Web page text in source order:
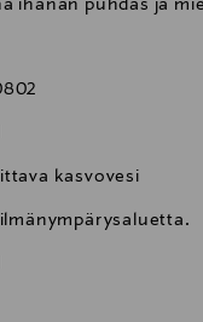
ihanan puhdas ja
kasvovesi